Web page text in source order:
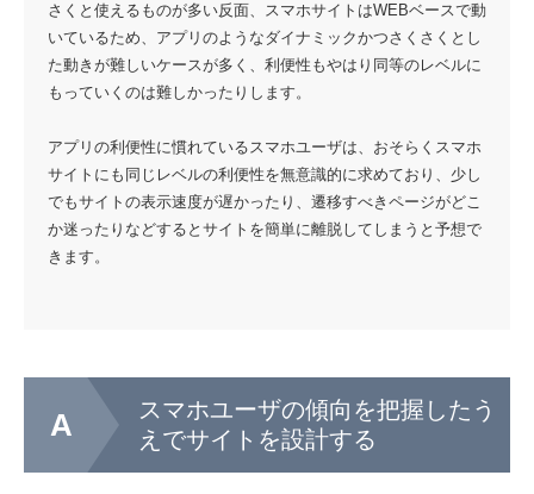
さくと使えるものが多い反面、スマホサイトはWEBベースで動
いているため、アプリのようなダイナミックかつさくさくとし
た動きが難しいケースが多く、利便性もやはり同等のレベルに
もっていくのは難しかったりします。
アプリの利便性に慣れているスマホユーザは、おそらくスマホ
サイトにも同じレベルの利便性を無意識的に求めており、少し
でもサイトの表示速度が遅かったり、遷移すべきページがどこ
か迷ったりなどするとサイトを簡単に離脱してしまうと予想で
きます。
スマホユーザの傾向を把握したう
えでサイトを設計する